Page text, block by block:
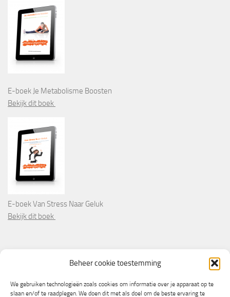
Beheer cookie toestemming
We gebruiken technologieën zoals cookies om informatie over je apparaat op te
slaan en/of te raadplegen. We doen dit met als doel om de beste ervaring te
E-boek Je Metabolisme Boosten
Bekijk dit boek
E-boek Van Stress Naar Geluk
Bekijk dit boek